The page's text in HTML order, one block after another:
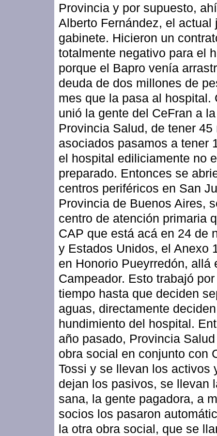
Provincia y por supuesto,
Alberto Fernández, el actual
gabinete. Hicieron un
totalmente negativo para el
porque el Bapro venía
deuda de dos millones de
mes que la pasa al hospital.
unió la gente del CeFran a
Provincia Salud, de tener 45
asociados pasamos a tener
el hospital ediliciamente no
preparado. Entonces se
centros periféricos en San
Provincia de Buenos Aires,
centro de atención primaria
CAP que está acá en 24 de
y Estados Unidos, el Anexo
en Honorio Pueyrredón, allá
Campeador. Esto trabajó
tiempo hasta que deciden
aguas, directamente
hundimiento del hospital.
año pasado, Provincia
obra social en conjunto con
Tossi y se llevan los activos
dejan los pasivos, se llevan
sana, la gente pagadora, a
socios los pasaron
la otra obra social, que se